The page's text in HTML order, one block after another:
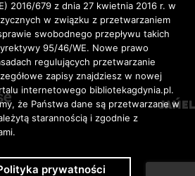
domyślna czcionka
większa czcionka
duża czcionka
KONTRAST:
ZWIĘKSZ
ODSTĘPY
W
2016/679 z dnia 27 kwietnia 2016 r. w
w związku z przetwarzaniem
swobodnego przepływu takich
95/46/WE. Nowe prawo
regulujących przetwarzanie
zapisy znajdziesz w nowej
internetowego bibliotekagdynia.pl.
że Państwa dane są przetwarzane w
starannością i zgodnie z
prywatności